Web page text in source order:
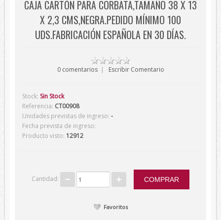
Presentaciones
Verano
Corbatas Devota&Lomba
Corbatas Lambertti
Corbatas Howards London
Corbatas Marca Blanca
Pañuelos Marca Blanca
CAJA CARTÓN PARA CORBATA,TAMAÑO 38 X 13
X 2,3 CMS,NEGRA.PEDIDO MÍNIMO 100
UDS.FABRICACIÓN ESPAÑOLA EN 30 DÍAS.
0 comentarios| Escribir Comentario
Stock: Sin Stock
Referencia: CT00908
Unidades previstas de ingreso: -
Fecha prevista de ingreso:
Producto visto: 12912
Cantidad:
Favoritos